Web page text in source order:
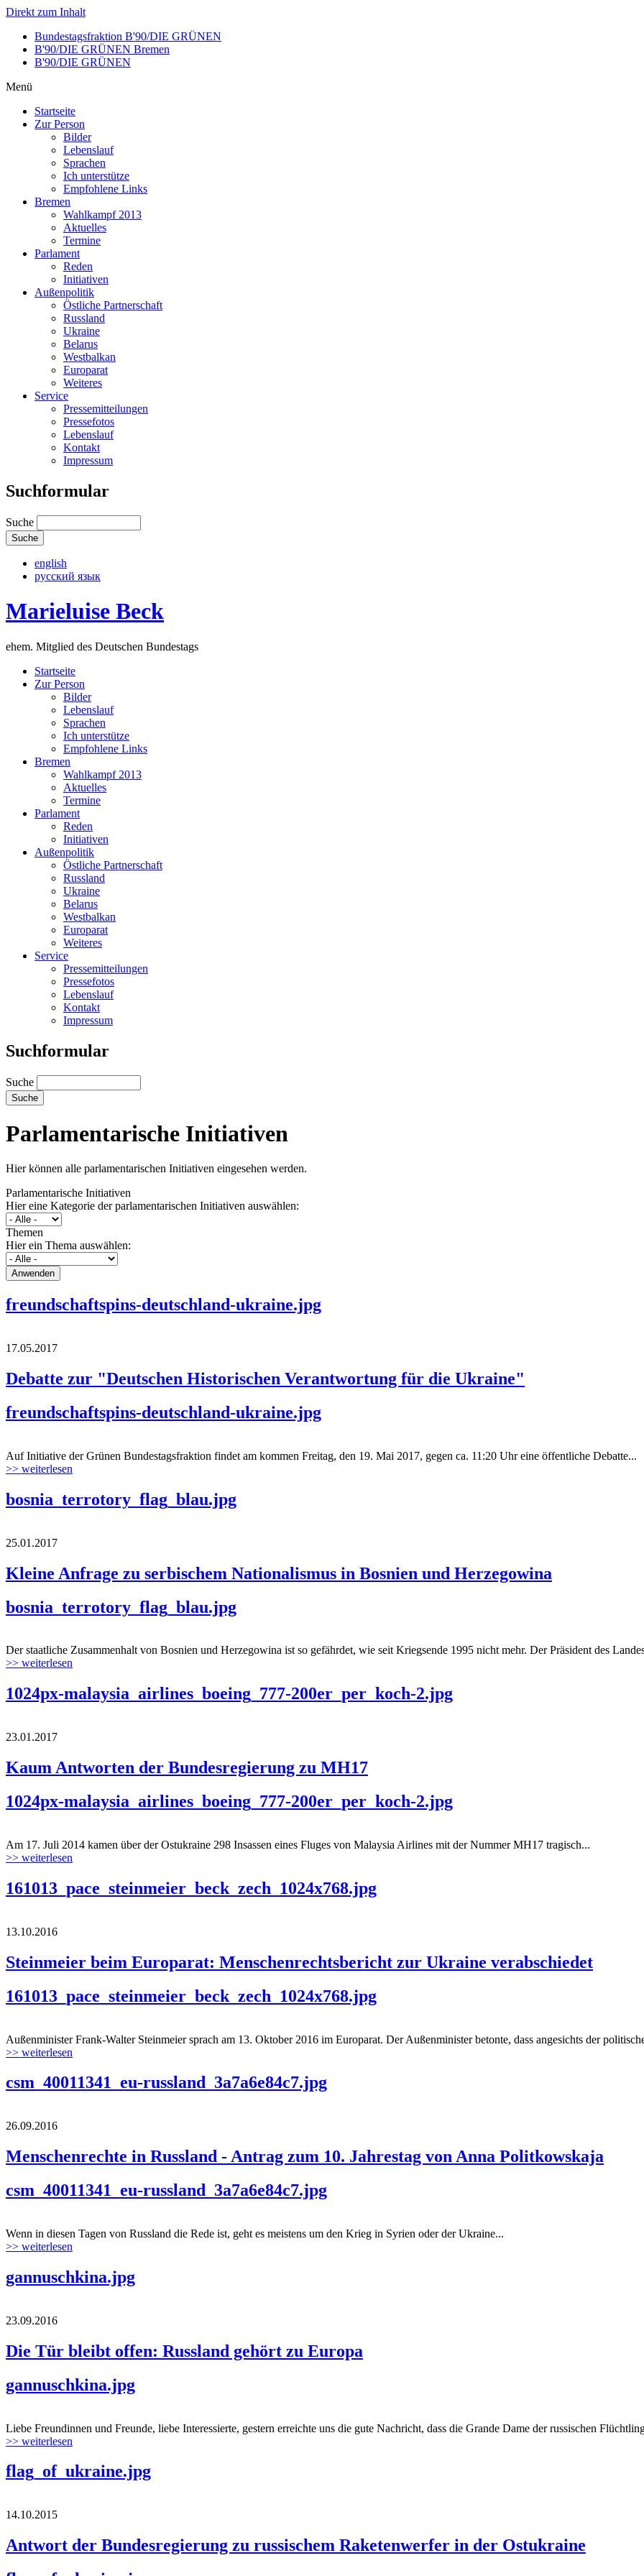
Direkt zum Inhalt
Bundestagsfraktion B'90/DIE GRÜNEN
B'90/DIE GRÜNEN Bremen
B'90/DIE GRÜNEN
Menü
Startseite
Zur Person
Bilder
Lebenslauf
Sprachen
Ich unterstütze
Empfohlene Links
Bremen
Wahlkampf 2013
Aktuelles
Termine
Parlament
Reden
Initiativen
Außenpolitik
Östliche Partnerschaft
Russland
Ukraine
Belarus
Westbalkan
Europarat
Weiteres
Service
Pressemitteilungen
Pressefotos
Lebenslauf
Kontakt
Impressum
Suchformular
Suche
english
русский язык
Marieluise Beck
ehem. Mitglied des Deutschen Bundestags
Startseite
Zur Person
Bilder
Lebenslauf
Sprachen
Ich unterstütze
Empfohlene Links
Bremen
Wahlkampf 2013
Aktuelles
Termine
Parlament
Reden
Initiativen
Außenpolitik
Östliche Partnerschaft
Russland
Ukraine
Belarus
Westbalkan
Europarat
Weiteres
Service
Pressemitteilungen
Pressefotos
Lebenslauf
Kontakt
Impressum
Suchformular
Suche
Parlamentarische Initiativen
Hier können alle parlamentarischen Initiativen eingesehen werden.
Parlamentarische Initiativen
Hier eine Kategorie der parlamentarischen Initiativen auswählen:
Themen
Hier ein Thema auswählen:
freundschaftspins-deutschland-ukraine.jpg
17.05.2017
Debatte zur "Deutschen Historischen Verantwortung für die Ukraine"
freundschaftspins-deutschland-ukraine.jpg
Auf Initiative der Grünen Bundestagsfraktion findet am kommen Freitag, den 19. Mai 2017, gegen ca. 11:20 Uhr eine öffentliche Debatte...
>> weiterlesen
bosnia_terrotory_flag_blau.jpg
25.01.2017
Kleine Anfrage zu serbischem Nationalismus in Bosnien und Herzegowina
bosnia_terrotory_flag_blau.jpg
Der staatliche Zusammenhalt von Bosnien und Herzegowina ist so gefährdet, wie seit Kriegsende 1995 nicht mehr. Der Präsident des
>> weiterlesen
1024px-malaysia_airlines_boeing_777-200er_per_koch-2.jpg
23.01.2017
Kaum Antworten der Bundesregierung zu MH17
1024px-malaysia_airlines_boeing_777-200er_per_koch-2.jpg
Am 17. Juli 2014 kamen über der Ostukraine 298 Insassen eines Fluges von Malaysia Airlines mit der Nummer MH17 tragisch...
>> weiterlesen
161013_pace_steinmeier_beck_zech_1024x768.jpg
13.10.2016
Steinmeier beim Europarat: Menschenrechtsbericht zur Ukraine verabschiedet
161013_pace_steinmeier_beck_zech_1024x768.jpg
Außenminister Frank-Walter Steinmeier sprach am 13. Oktober 2016 im Europarat. Der Außenminister betonte, dass angesichts der
>> weiterlesen
csm_40011341_eu-russland_3a7a6e84c7.jpg
26.09.2016
Menschenrechte in Russland - Antrag zum 10. Jahrestag von Anna Politkowskaja
csm_40011341_eu-russland_3a7a6e84c7.jpg
Wenn in diesen Tagen von Russland die Rede ist, geht es meistens um den Krieg in Syrien oder der Ukraine...
>> weiterlesen
gannuschkina.jpg
23.09.2016
Die Tür bleibt offen: Russland gehört zu Europa
gannuschkina.jpg
Liebe Freundinnen und Freunde, liebe Interessierte, gestern erreichte uns die gute Nachricht, dass die Grande Dame der russischen
>> weiterlesen
flag_of_ukraine.jpg
14.10.2015
Antwort der Bundesregierung zu russischem Raketenwerfer in der Ostukraine